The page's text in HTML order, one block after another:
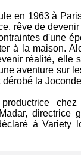
en 1963 à
rêve de
d'une
à la maison.
réalité, elle
aventure sur
la
productrice
directrice
à Variety